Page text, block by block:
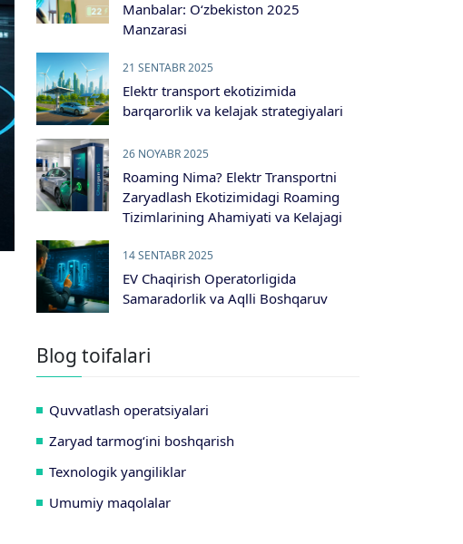
Manbalar: O‘zbekiston 2025
Manzarasi
21 SENTABR 2025
Elektr transport ekotizimida
barqarorlik va kelajak strategiyalari
26 NOYABR 2025
Roaming Nima? Elektr Transportni
Zaryadlash Ekotizimidagi Roaming
Tizimlarining Ahamiyati va Kelajagi
14 SENTABR 2025
EV Chaqirish Operatorligida
Samaradorlik va Aqlli Boshqaruv
Blog toifalari
Quvvatlash operatsiyalari
Zaryad tarmog‘ini boshqarish
Texnologik yangiliklar
Umumiy maqolalar